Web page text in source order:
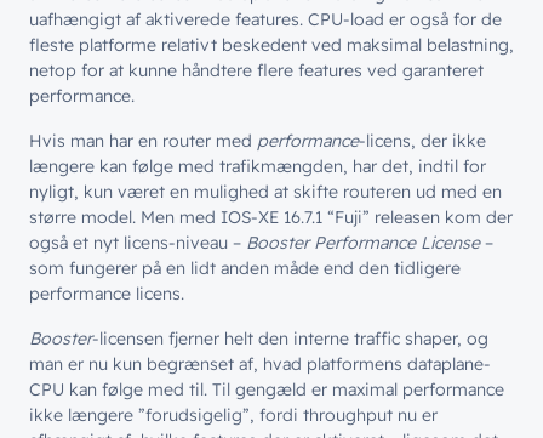
// LØSNINGER
uafhængigt af aktiverede features. CPU-load er også for de
fleste platforme relativt beskedent ved maksimal belastning,
netop for at kunne håndtere flere features ved garanteret
performance.
Hvis man har en router med performance-licens, der ikke
længere kan følge med trafikmængden, har det, indtil for
nyligt, kun været en mulighed at skifte routeren ud med en
større model. Men med IOS-XE 16.7.1 “Fuji” releasen kom der
også et nyt licens-niveau – Booster Performance License–
som fungerer på en lidt anden måde end den tidligere
performance licens.
Booster-licensen fjerner helt den interne traffic shaper, og
man er nu kun begrænset af, hvad platformens dataplane-
CPU kan følge med til. Til gengæld er maximal performance
ikke længere ”forudsigelig”, fordi throughput nu er